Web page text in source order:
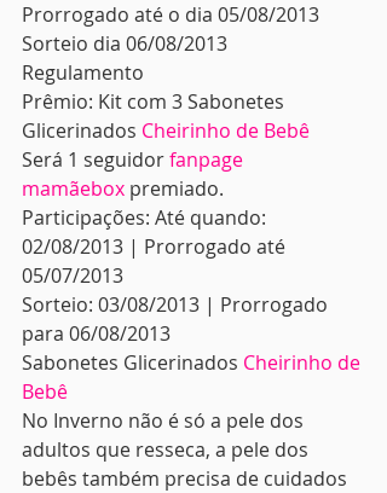
Prorrogado até o dia 05/08/2013
Sorteio dia 06/08/2013
Regulamento
Prêmio: Kit com 3 Sabonetes
Glicerinados Cheirinho de Bebê
Será 1 seguidor fanpage
mamãebox premiado.
Participações: Até quando:
02/08/2013 | Prorrogado até
05/07/2013
Sorteio: 03/08/2013 | Prorrogado
para 06/08/2013
Sabonetes Glicerinados Cheirinho de
Bebê
No Inverno não é só a pele dos
adultos que resseca, a pele dos
bebês também precisa de cuidados